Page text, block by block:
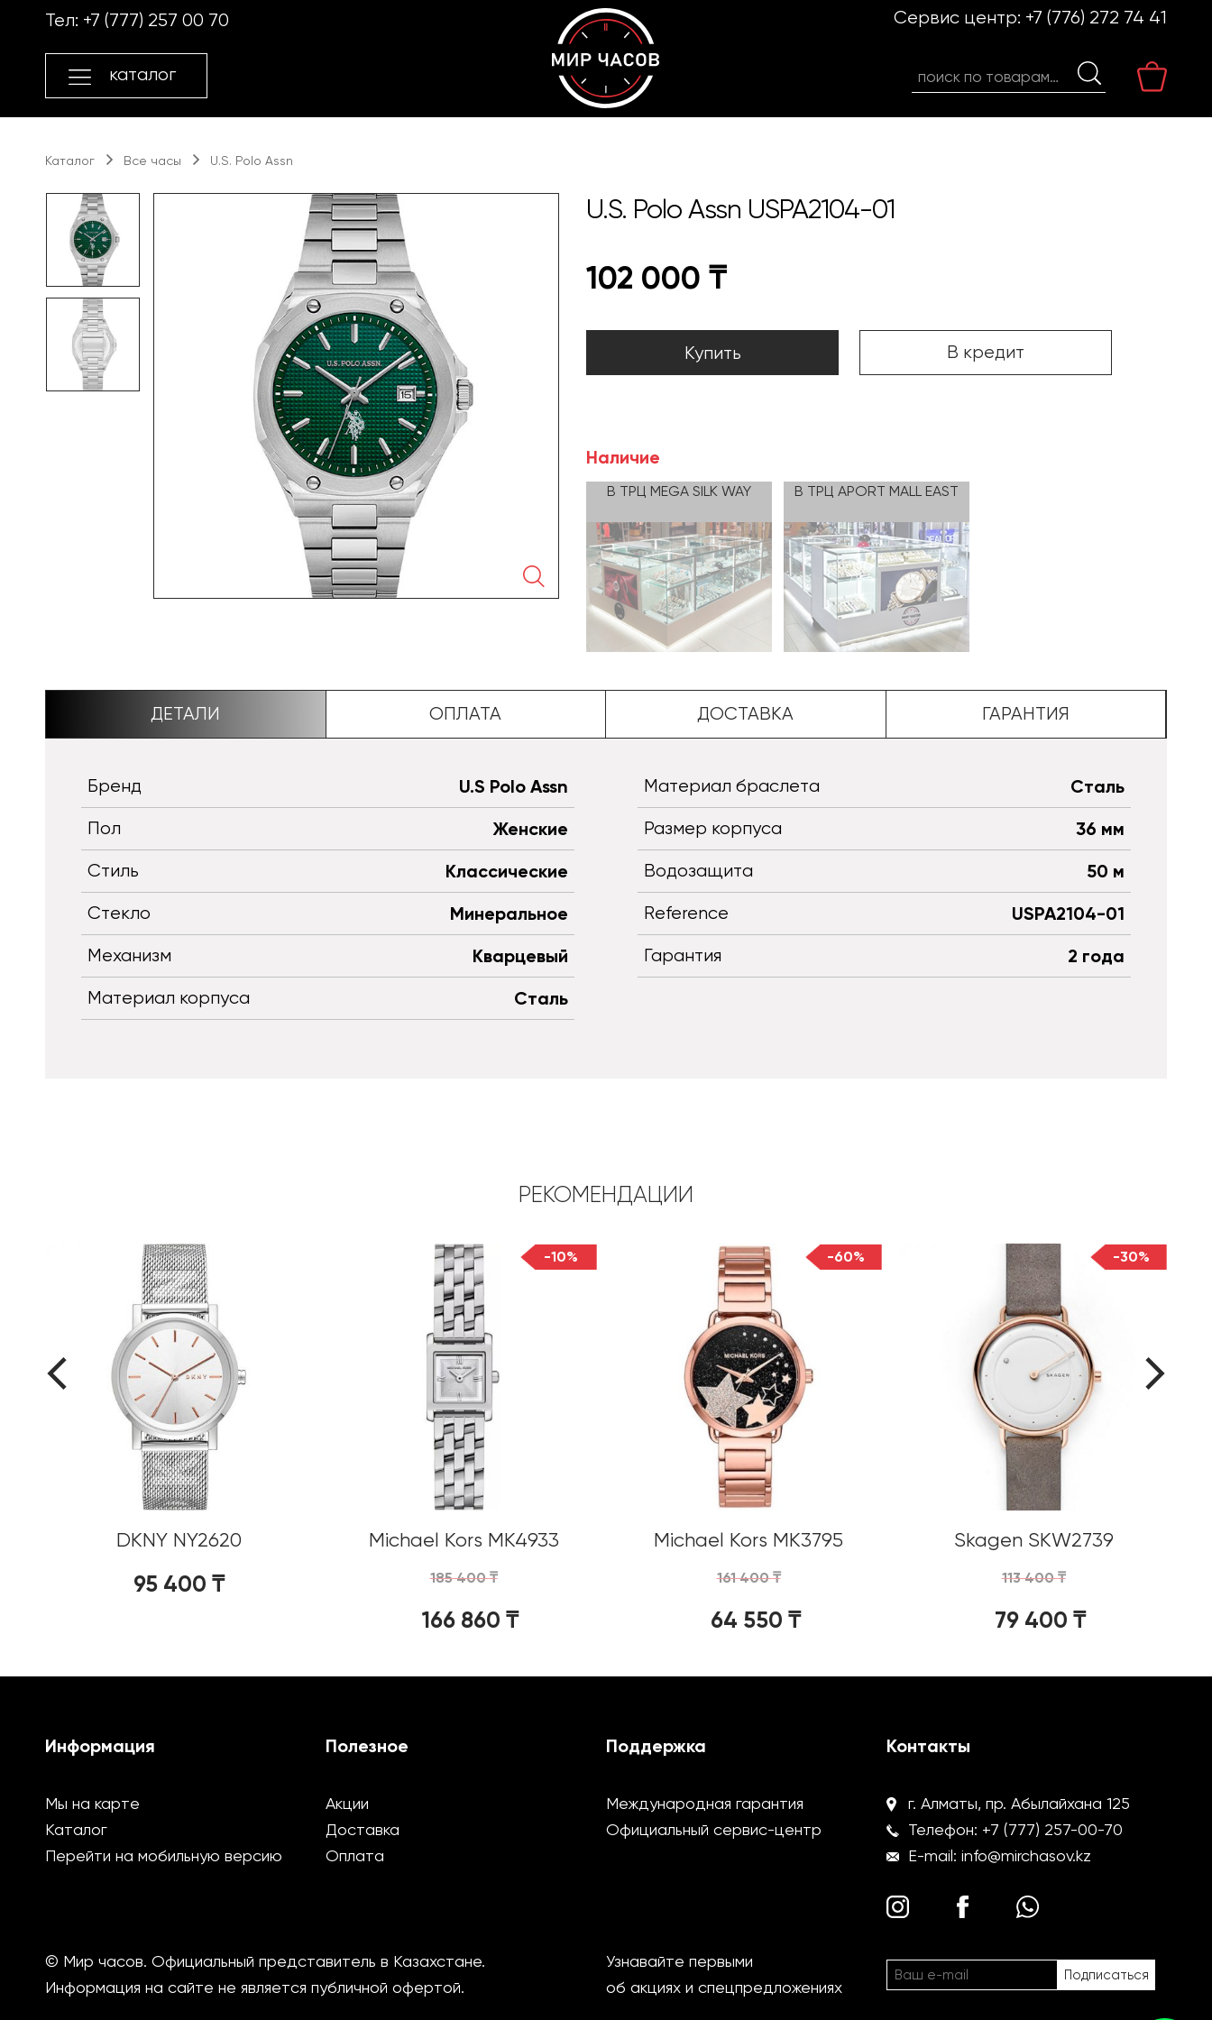
Перейти
навигации
Перейти
содержимому
Тел: +7 (777) 257 00 70
каталог
Сервис центр: +7 (776) 272 74 41
Каталог Все часы U.S. Polo Assn
U.S. Polo Assn USPA2104-01
102 000 ₸
Купить В кредит
Наличие
В ТРЦ MEGA SILK WAY В ТРЦ APORT MALL EAST
ДЕТАЛИ ОПЛАТА ДОСТАВКА ГАРАНТИЯ
Бренд U.S Polo Assn
Пол Женские
Стиль Классические
Стекло Минеральное
Механизм Кварцевый
Материал корпуса Сталь
Материал браслета Сталь
Размер корпуса 36 мм
Водозащита 50 м
Reference USPA2104-01
Гарантия 2 года
РЕКОМЕНДАЦИИ
DKNY NY2620
95 400 ₸
Michael Kors MK4933
185 400₸
166 860₸
-10%
Michael Kors MK3795
161 400₸
64 550 ₸
-60%
Skagen SKW2739
113 400₸
79 400₸
-30%
Информация
Мы на карте
Каталог
Перейти на мобильную версию
Полезное
Акции
Доставка
Оплата
Поддержка
Международная гарантия
Официальный сервис-центр
Контакты
г. Алматы, пр. Абылайхана 125
Телефон: +7 (777) 257-00-70
E-mail: info@mirchasov.kz
© Мир часов. Официальный представитель в Казахстане.
Информация на сайте не является публичной офертой.
Узнавайте первыми
об акциях и спецпредложениях